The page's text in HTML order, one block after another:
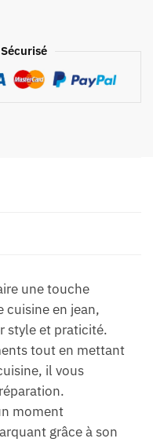
une touche
cuisine en jean,
style et praticité.
tout en mettant
il vous
moment
grâce à son